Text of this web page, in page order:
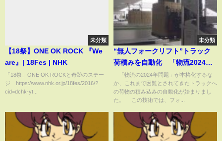
未分類
【18祭】ONE OK ROCK 『We
are』| 18Fes | NHK
「18祭」ONE OK ROCKと奇跡のステー
ジ https://www.nhk.or.jp/18fes/2016/?
cid=dchk-yt...
未分類
“無人フォークリフト”トラック
荷積みを自動化 「物流2024年
問題」で注目(2024年4月9日)
「物流の2024年問題」が本格化するな
か、これまで困難とされてきたトラックへ
の荷物の積み込みの自動化が始まりまし
た。 この技術では、フォ...